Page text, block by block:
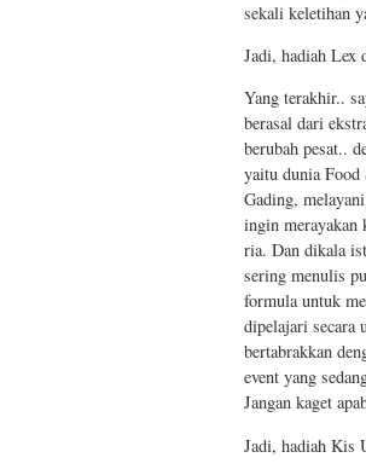
sekali keletihan
Jadi, hadiah Lex
Yang terakhir..
berasal dari
berubah pesat..
yaitu dunia Food
Gading,
ingin merayakan
ria. Dan dikala
sering menulis
formula untuk
dipelajari secara
bertabrakkan
event yang
Jangan kaget
Jadi, hadiah Kis